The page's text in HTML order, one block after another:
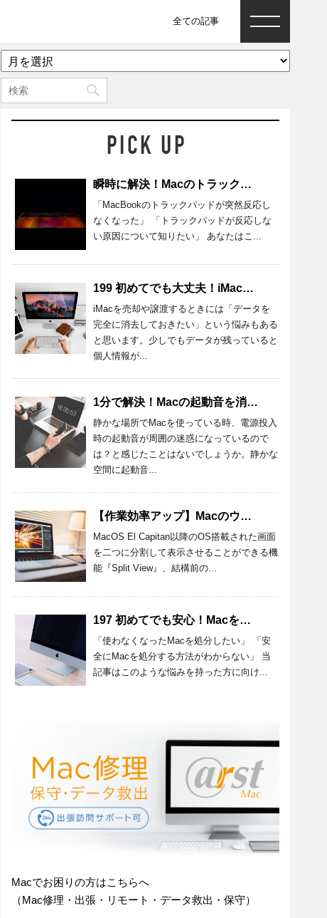
全ての記事
ア
ー
カ
イ
瞬時に解決！Macのトラックパッドが反応しないときの原因と対処法
「MacBookのトラックパッドが突然反応し
なくなった」 「トラックパッドが反応しな
い原因について知りたい」 あなたはこ...
199 初めてでも大丈夫！iMacのデータを完全消去する準備・方法を紹介
iMacを売却や譲渡するときには「データを
完全に消去しておきたい」という悩みもある
と思います。少しでもデータが残っていると
個人情報が...
1分で解決！Macの起動音を消す設定方法とおすすめアプリを紹介！
静かな場所でMacを使っている時、電源投入
時の起動音が周囲の迷惑になっているので
は？と感じたことはないでしょうか。静かな
空間に起動音...
【作業効率アップ】Macのウィンドウを半分にする方法を詳しく解説
MacOS El Capitan以降のOS搭載された画面
を二つに分割して表示させることができる機
能『Split View』、結構前の...
197 初めてでも安心！Macを処分するときの準備と方法を詳しく解説！
「使わなくなったMacを処分したい」 「安
全にMacを処分する方法がわからない」 当
記事はこのような悩みを持った方に向け...
Macでお困りの方はこちらへ
（Mac修理・出張・リモート・データ救出・保守）